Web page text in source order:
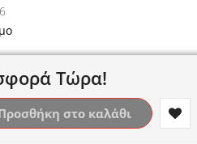
Τώρα!
στο καλάθι